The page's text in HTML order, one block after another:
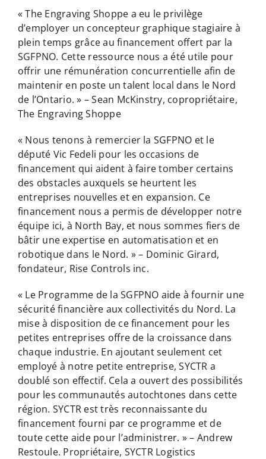
« The Engraving Shoppe a eu le privilège
d’employer un concepteur graphique stagiaire à
plein temps grâce au financement offert par la
SGFPNO. Cette ressource nous a été utile pour
offrir une rémunération concurrentielle afin de
maintenir en poste un talent local dans le Nord
de l’Ontario. » – Sean McKinstry, copropriétaire,
The Engraving Shoppe
« Nous tenons à remercier la SGFPNO et le
député Vic Fedeli pour les occasions de
financement qui aident à faire tomber certains
des obstacles auxquels se heurtent les
entreprises nouvelles et en expansion. Ce
financement nous a permis de développer notre
équipe ici, à North Bay, et nous sommes fiers de
bâtir une expertise en automatisation et en
robotique dans le Nord. » – Dominic Girard,
fondateur, Rise Controls inc.
« Le Programme de la SGFPNO aide à fournir une
sécurité financière aux collectivités du Nord. La
mise à disposition de ce financement pour les
petites entreprises offre de la croissance dans
chaque industrie. En ajoutant seulement cet
employé à notre petite entreprise, SYCTR a
doublé son effectif. Cela a ouvert des possibilités
pour les communautés autochtones dans cette
région. SYCTR est très reconnaissante du
financement fourni par ce programme et de
toute cette aide pour l’administrer. » – Andrew
Restoule. Propriétaire, SYCTR Logistics